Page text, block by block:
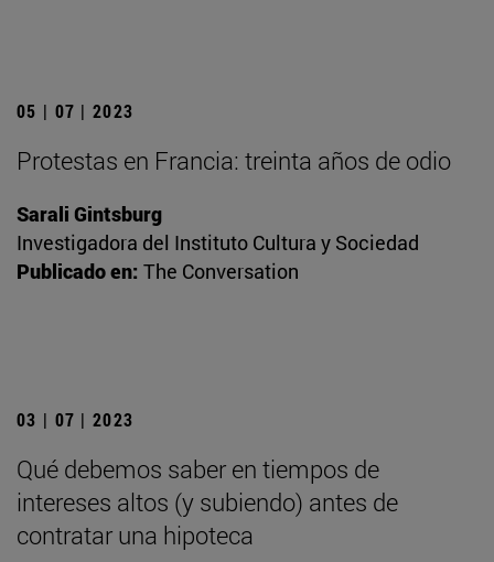
05 | 07 | 2023
Protestas en Francia: treinta años de odio
Sarali Gintsburg
Investigadora del Instituto Cultura y Sociedad
Publicado en: The Conversation
03 | 07 | 2023
Qué debemos saber en tiempos de
intereses altos (y subiendo) antes de
contratar una hipoteca